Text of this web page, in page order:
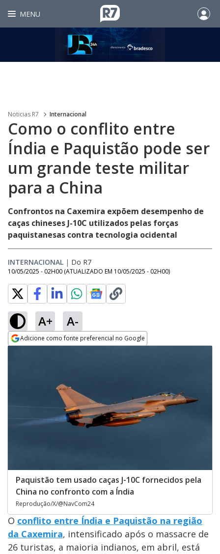
MENU
Noticias R7 Internacional
Como o conflito entre
Índia e Paquistão pode ser
um grande teste militar
para a China
Confrontos na Caxemira expõem desempenho de
caças chineses J-10C utilizados pelas forças
paquistanesas contra tecnologia ocidental
INTERNACIONAL | Do R7
10/05/2025 - 02H00 (ATUALIZADO EM 10/05/2025 - 02H00)
A+ A-
Adicione como fonte preferencial no Google
Paquistão tem usado caças J-10C fornecidos pela
China no confronto com a Índia
Reprodução/X/@NavCom24
O conflito entre Índia e Paquistão na região
da Caxemira, intensificado após o massacre de
26 turistas, a maioria indianos, em abril, está